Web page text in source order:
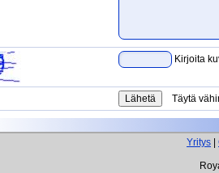
Kirjoita
Täytä
Yritys